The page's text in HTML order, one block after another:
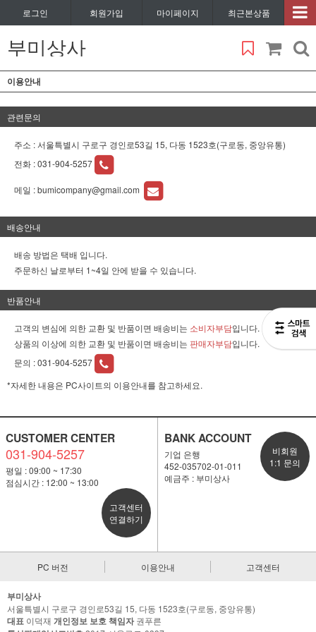
로그인 회원가입 마이페이지 최근본상품
부미상사
이용안내
관련문의
주소 : 서울특별시 구로구 경인로53길 15, 다동 1523호(구로동, 중앙유통)
전화 :031-904-5257
메일 :bumicompany@gmail.com
배송안내
배송 방법은 택배 입니다.
주문하신 날로부터 1~4일 안에 받을 수 있습니다.
반품안내
고객의 변심에 의한 교환 및 반품이면 배송비는 소비자부담입니다.
상품의 이상에 의한 교환 및 반품이면 배송비는 판매자부담입니다.
문의 :031-904-5257
*자세한 내용은 PC사이트의 이용안내를 참고하세요.
CUSTOMER CENTER
031-904-5257
평일 : 09:00 ~ 17:30
점심시간 : 12:00 ~ 13:00
고객센터
연결하기
BANK ACCOUNT
기업 은행
452-035702-01-011
예금주 : 부미상사
비회원
1:1 문의
PC 버전 이용안내 고객센터
부미상사
서울특별시 구로구 경인로53길 15, 다동 1523호(구로동, 중앙유통)
대표 이덕재 개인정보 보호 책임자권푸른